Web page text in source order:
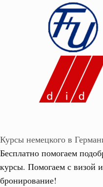
Курсы немецкого в
Бесплатно помогаем
курсы. Помогаем с визой
бронирование!